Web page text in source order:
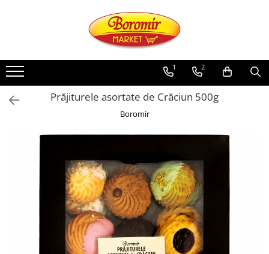
Noutati
Produse de post
Cozonac
Cozonac Insiropat
Cozonac Creme
Cozonac Traditional
Cozonac Casa Boromir
Cozonac Pricomigdala
Cozonac Magnum
Cozonac Vegan (de post)
1 2
Prăjiturele asortate de Crăciun 500g
Boromir